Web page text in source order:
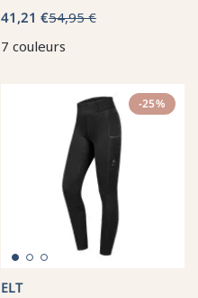
41,21 €54,95 €
7 couleurs
-25%
ELT